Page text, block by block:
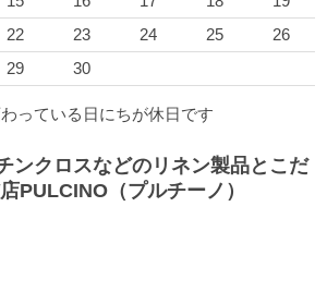
22 23 24 25
26
29 30
っている日にちが休日です
ンクロスなどのリネン製品とこだ
PULCINO（プルチーノ）